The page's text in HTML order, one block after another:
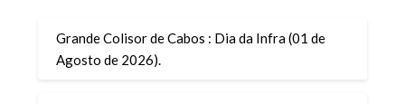
Grande Colisor de Cabos : Dia da Infra (01 de
Agosto de 2026).